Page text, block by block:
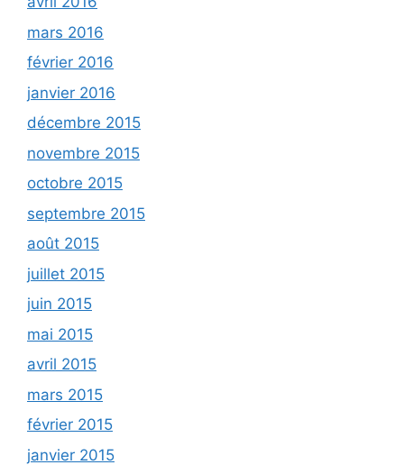
mars 2016
février 2016
janvier 2016
décembre 2015
novembre 2015
octobre 2015
septembre 2015
août 2015
juillet 2015
juin 2015
mai 2015
avril 2015
mars 2015
février 2015
janvier 2015